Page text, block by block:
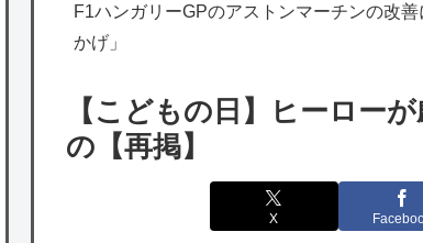
海外「勘弁して！」米国人が最も恐れる
の為替介入再びで海外が大騒ぎ
のは韓国人である理由がこちら…」→「日
も感謝してるらしい…（ﾌﾞﾙﾌﾞﾙ」＝韓国の
海外「日本よ、お前がナンバーワンだ」
F1ハンガリーGPのアストンマーチンの改
かげ」
【こどもの日】ヒーロー
の【再掲】
X